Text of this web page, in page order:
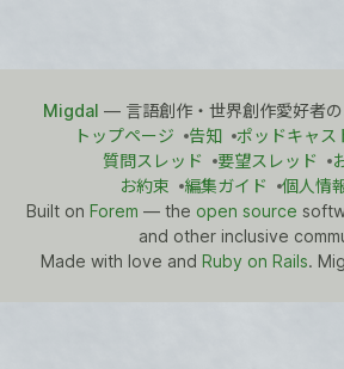
Migdal — 言語創作・世界創作愛好者
トップページ
告知 ポッドキャス
質問スレッド
要望スレッド
お約束
編集ガイド
個人情
Built on Forem — the open source
and other inclusive
Made with love and Ruby on Rails.